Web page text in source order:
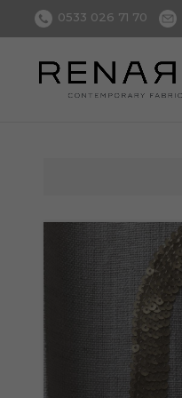
0533 026 71 70